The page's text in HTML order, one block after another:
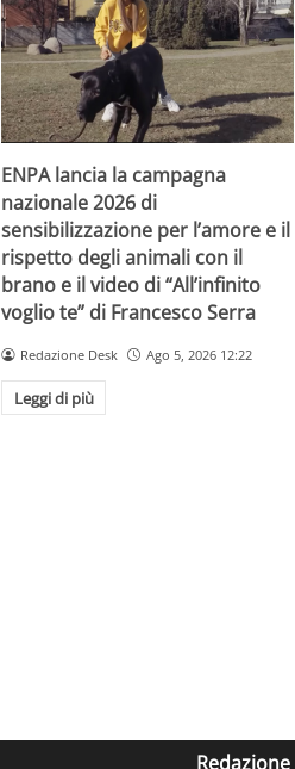
ENPA lancia la campagna
nazionale 2026 di
sensibilizzazione per l’amore e il
rispetto degli animali con il
brano e il video di “All’infinito
voglio te” di Francesco Serra
Redazione Desk Ago 5, 2026 12:22
Leggi di più
Redazione